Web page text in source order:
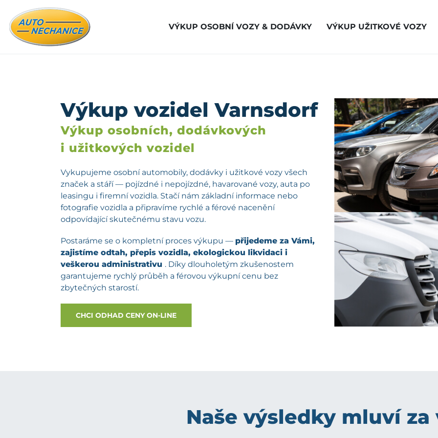
VÝKUP OSOBNÍ VOZY & DODÁVKY VÝKUP UŽITKOVÉ VOZY
Výkup vozidel Varnsdorf
Výkup osobních, dodávkových
i užitkových vozidel
Vykupujeme osobní automobily, dodávky i užitkové vozy všech
značek a stáří — pojízdné i nepojízdné, havarované vozy, auta po
leasingu i firemní vozidla. Stačí nám základní informace nebo
fotografie vozidla a připravíme rychlé a férové nacenění
odpovídající skutečnému stavu vozu.
Postaráme se o kompletní proces výkupu — přijedeme za Vámi,
zajistíme odtah, přepis vozidla, ekologickou likvidaci i
veškerou administrativu . Díky dlouholetým zkušenostem
garantujeme rychlý průběh a férovou výkupní cenu bez
zbytečných starostí.
CHCI ODHAD CENY ON-LINE
Naše výsledky mluví za